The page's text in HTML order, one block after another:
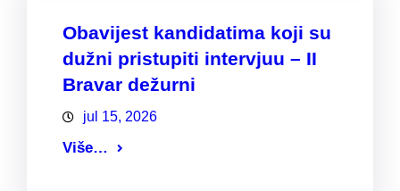
Obavijest kandidatima koji su
dužni pristupiti intervjuu – II
Bravar dežurni
jul 15, 2026
Više…